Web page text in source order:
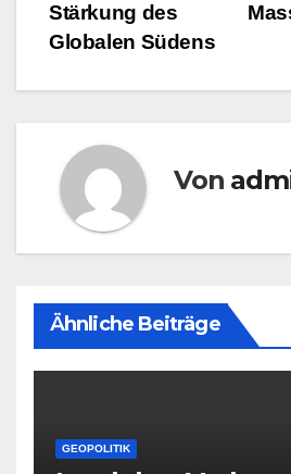
Stärkung des
Globalen Südens
Von
Ähnliche Beiträge
GEOPOLITIK